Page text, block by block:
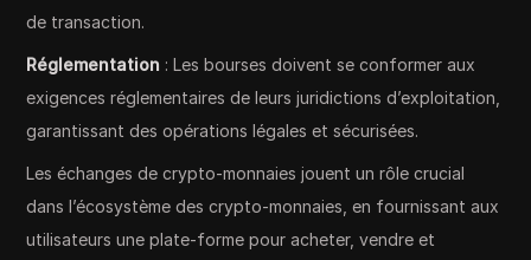
de transaction.
Réglementation : Les bourses doivent se conformer aux
exigences réglementaires de leurs juridictions d’exploitation,
garantissant des opérations légales et sécurisées.
Les échanges de crypto-monnaies jouent un rôle crucial
dans l’écosystème des crypto-monnaies, en fournissant aux
utilisateurs une plate-forme pour acheter, vendre et